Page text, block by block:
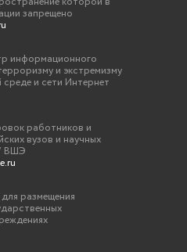
запрещено
информационного
и экстремизму
и сети Интернет
работников и
вузов и научных
ВШЭ
размещения